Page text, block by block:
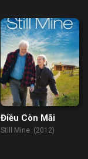
Điều Còn Mãi
Still Mine (2012)